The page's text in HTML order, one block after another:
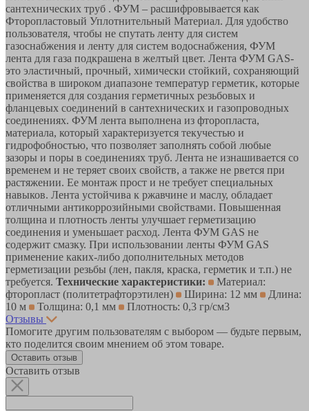
сантехнических труб . ФУМ – расшифровывается как
Фторопластовый Уплотнительный Материал. Для удобство
пользователя, чтобы не спутать ленту для систем
газоснабжения и ленту для систем водоснабжения, ФУМ
лента для газа подкрашена в желтый цвет. Лента ФУМ GAS-
это эластичный, прочный, химически стойкий, сохраняющий
свойства в широком диапазоне температур герметик, которые
применяется для создания герметичных резьбовых и
фланцевых соединений в сантехнических и газопроводных
соединениях. ФУМ лента выполнена из фторопласта,
материала, который характеризуется текучестью и
гидрофобностью, что позволяет заполнять собой любые
зазоры и поры в соединениях труб. Лента не изнашивается со
временем и не теряет своих свойств, а также не рвется при
растяжении. Ее монтаж прост и не требует специальных
навыков. Лента устойчива к ржавчине и маслу, обладает
отличными антикоррозийными свойствами. Повышенная
толщина и плотность ленты улучшает герметизацию
соединения и уменьшает расход. Лента ФУМ GAS не
содержит смазку. При использовании ленты ФУМ GAS
применение каких-либо дополнительных методов
герметизации резьбы (лен, пакля, краска, герметик и т.п.) не
требуется. Технические характеристики:
Материал:
фторопласт (политетрафторэтилен)
Ширина: 12 мм
Длина:
10 м
Толщина: 0,1 мм
Плотность: 0,3 гр/см3
Отзывы
Помогите другим пользователям с выбором — будьте первым,
кто поделится своим мнением об этом товаре.
Оставить отзыв
Оставить отзыв